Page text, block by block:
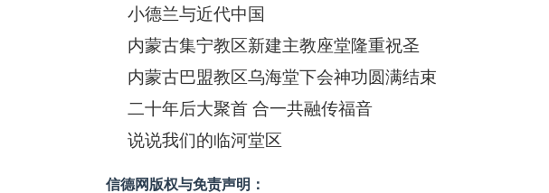
小德兰与近代中国
内蒙古集宁教区新建主教座堂隆重祝圣
内蒙古巴盟教区乌海堂下会神功圆满结束
二十年后大聚首 合一共融传福音
说说我们的临河堂区
信德网版权与免责声明：